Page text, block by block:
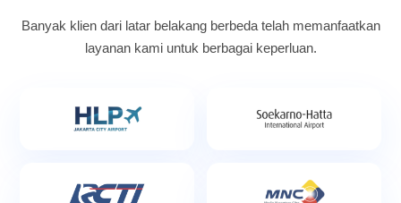
Banyak klien dari latar belakang berbeda telah memanfaatkan
layanan kami untuk berbagai keperluan.